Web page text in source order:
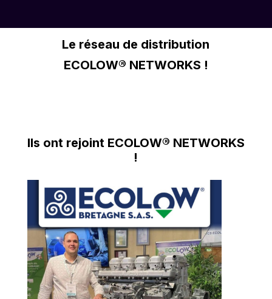
Le réseau de distribution
ECOLOW® NETWORKS !
Ils ont rejoint ECOLOW® NETWORKS
!